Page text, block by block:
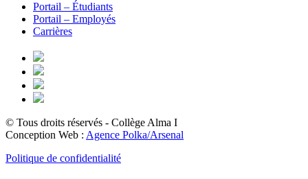
Portail – Étudiants
Portail – Employés
Carrières
© Tous droits réservés - Collège Alma I
Conception Web : Agence Polka/Arsenal
Politique de confidentialité